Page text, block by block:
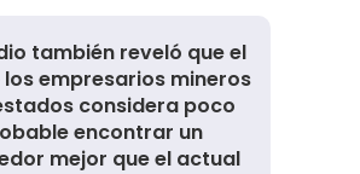
también reveló que el
los empresarios mineros
considera poco
encontrar un
mejor que el actual